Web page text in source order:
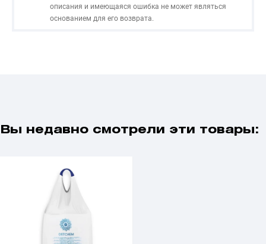
описания и имеющаяся ошибка не может являться
основанием для его возврата.
Вы недавно смотрели эти товары: